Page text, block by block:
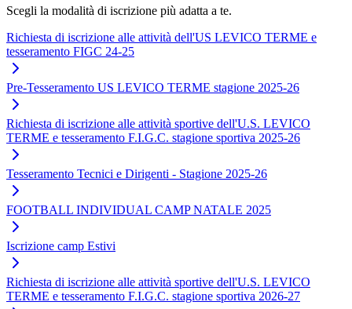
Scegli la modalità di iscrizione più adatta a te.
Richiesta di iscrizione alle attività dell'US LEVICO TERME e
tesseramento FIGC 24-25
Pre-Tesseramento US LEVICO TERME stagione 2025-26
Richiesta di iscrizione alle attività sportive dell'U.S. LEVICO
TERME e tesseramento F.I.G.C. stagione sportiva 2025-26
Tesseramento Tecnici e Dirigenti - Stagione 2025-26
FOOTBALL INDIVIDUAL CAMP NATALE 2025
Iscrizione camp Estivi
Richiesta di iscrizione alle attività sportive dell'U.S. LEVICO
TERME e tesseramento F.I.G.C. stagione sportiva 2026-27